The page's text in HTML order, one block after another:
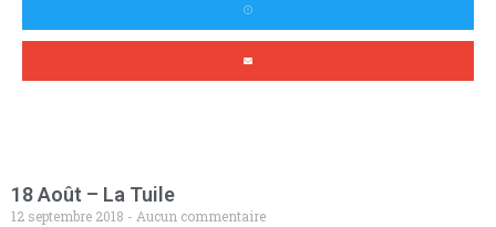
18 Août – La Tuile
12 septembre 2018
Aucun commentaire